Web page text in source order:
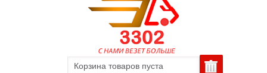
Корзина товаров пуста